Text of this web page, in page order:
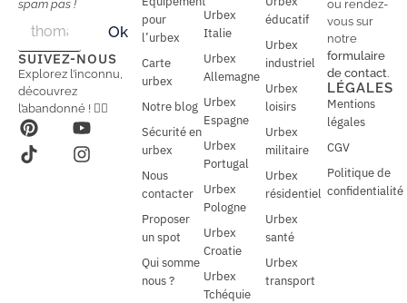
spam pas !
a
i
l
a
i
l
*
Ok
SUIVEZ-NOUS
Explorez l’inconnu,
découvrez
l’abandonné ! 🕵️‍♂️
pour
l’urbex
Carte
urbex
Notre blog
Sécurité en
urbex
Nous
contacter
Proposer
un spot
Qui somme
nous ?
Urbex
Italie
Urbex
Allemagne
Urbex
Espagne
Urbex
Portugal
Urbex
Pologne
Urbex
Croatie
Urbex
Tchéquie
éducatif
Urbex
industriel
Urbex
loisirs
Urbex
militaire
Urbex
résidentiel
Urbex
santé
Urbex
transport
ou rendez-
vous sur
notre
formulaire
de contact.
LÉGALES
Mentions
légales
CGV
Politique de
confidentialité